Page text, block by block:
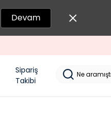
Devam
Sipariş
Takibi